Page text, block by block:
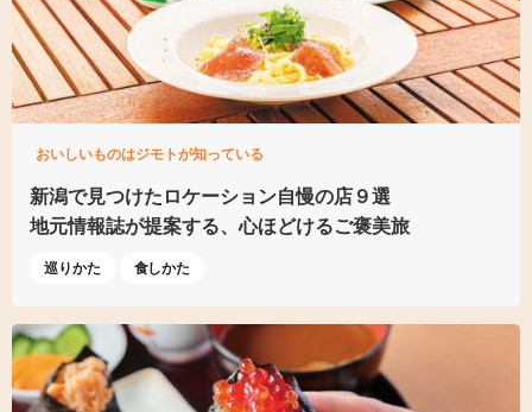
おいしいものはジモトが知っている
新潟で見つけた ロケーション自慢の店９選
地元情報誌が提案する、心ほどけるご褒美旅
巡りかた 食しかた